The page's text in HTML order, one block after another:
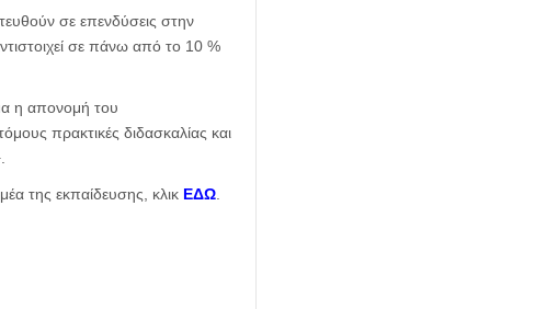
σε επενδύσεις στην
σε πάνω από το 10 %
η απονομή του
πρακτικές διδασκαλίας και
της εκπαίδευσης, κλικ ΕΔΩ.